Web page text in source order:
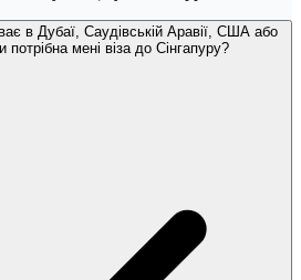
в Дубаї, Саудівській Аравії, США або
потрібна мені віза до Сінгапуру?